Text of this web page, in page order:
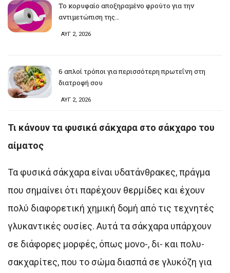
Το κορυφαίο αποξηραμένο φρούτο για την
αντιμετώπιση της…
ΑΥΓ 2, 2026
6 απλοί τρόποι για περισσότερη πρωτεΐνη στη
διατροφή σου
ΑΥΓ 2, 2026
Τι κάνουν τα φυσικά σάκχαρα στο σάκχαρο του
αίματος
Τα φυσικά σάκχαρα είναι υδατάνθρακες, πράγμα
που σημαίνει ότι παρέχουν θερμίδες και έχουν
πολύ διαφορετική χημική δομή από τις τεχνητές
γλυκαντικές ουσίες. Αυτά τα σάκχαρα υπάρχουν
σε διάφορες μορφές, όπως μονο-, δι- και πολυ-
σακχαρίτες, που το σώμα διασπά σε γλυκόζη για